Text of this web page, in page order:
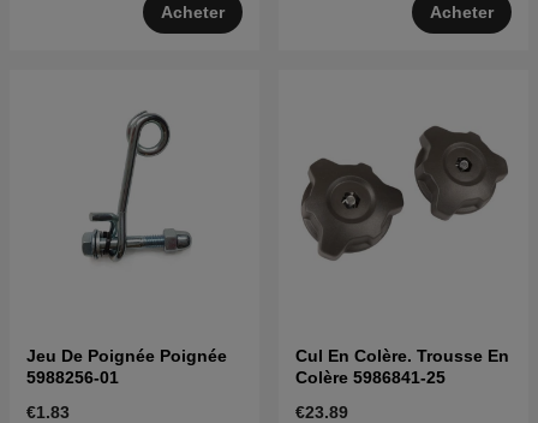
Acheter Acheter
Jeu De Poignée Poignée
5988256-01
€1.83
Cul En Colère. Trousse En
Colère 5986841-25
€23.89